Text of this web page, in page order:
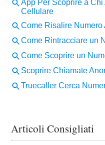
Articoli Consigliati